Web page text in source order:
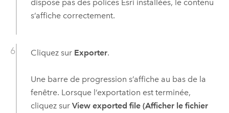
dispose pas des polices Esri installées, le contenu
s’affiche correctement.
Cliquez sur Exporter.
Une barre de progression s’affiche au bas de la
fenêtre. Lorsque l’exportation est terminée,
cliquez sur View exported file (Afficher le fichier